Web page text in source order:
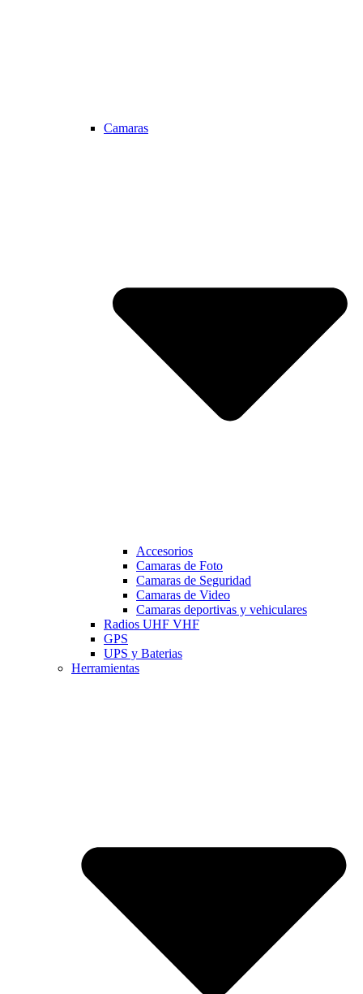
Camaras
Accesorios
Camaras de Foto
Camaras de Seguridad
Camaras de Video
Camaras deportivas y vehiculares
Radios UHF VHF
GPS
UPS y Baterias
Herramientas